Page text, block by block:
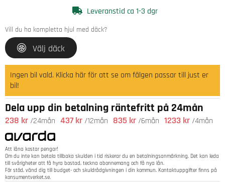
Leveranstid ca 1-3 dgr
Vill du ha kompletta hjul med däck?
Välj däck
Ingen bil vald. Klicka här för att se om fälgen passar till just er
bil!
Dela upp din betalning räntefritt på 24mån
238 kr /24mån 437 kr /12mån 835 kr /6mån 1233 kr /4mån
Att låna kostar pengar!
Om du inte kan betala tillbaka skulden i tid riskerar du en betalningsanmärkning. Det kan leda
till svårigheter att få hyra bostad, teckna abonnemang och få nya lån.
För stöd, vänd dig till budget- och skuldrådgivningen i din kommun. Kontaktuppgifter finns på
konsumentverket.se.